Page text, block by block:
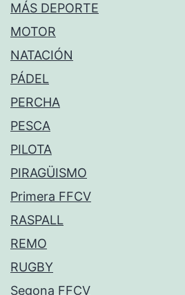
MÁS DEPORTE
MOTOR
NATACIÓN
PÁDEL
PERCHA
PESCA
PILOTA
PIRAGÜISMO
Primera FFCV
RASPALL
REMO
RUGBY
Segona FFCV